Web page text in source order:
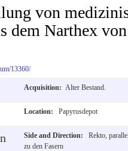
von
dem Narthex
13360/
Acquisition: Alter Bestand.
Location: Papyrusdepot
Side and Direction:
Rekto,
zu den Fasern